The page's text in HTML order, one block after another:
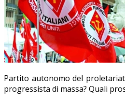
Partito autonomo del
progressista di massa? Quali